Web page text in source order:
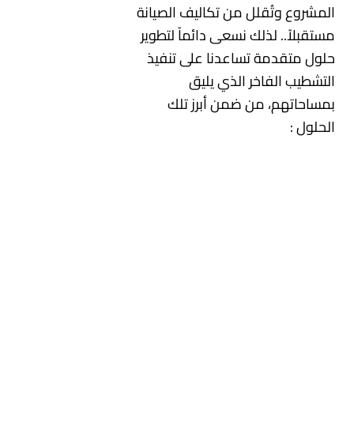
المشروع وتُقلل من تكاليف الصيانة
مستقبلاً.. لذلك نسعى دائماً لتطوير
حلول متقدمة تساعدنا على تنفيذ
التشطيب الفاخر الذي يليق
بمساحاتهم، من ضمن أبرز تلك
الحلول :